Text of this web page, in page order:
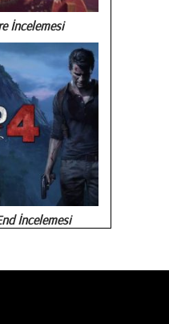
İncelemesi
İncelemesi